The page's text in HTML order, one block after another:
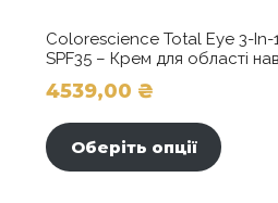
Colorescience Total Eye 3-
SPF35 – Крем для області
4539,00 ₴
Оберіть опції